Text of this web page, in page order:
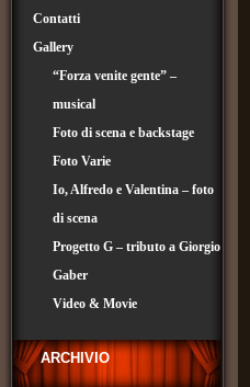
Contatti
Gallery
“Forza venite gente” –
musical
Foto di scena e backstage
Foto Varie
Io, Alfredo e Valentina – foto
di scena
Progetto G – tributo a Giorgio
Gaber
Video & Movie
ARCHIVIO